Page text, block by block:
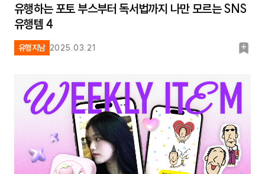
유행하는 포토 부스부터 독서법까지 나만 모르는 SNS
유행템 4
유행지남 2025.03.21
북
크